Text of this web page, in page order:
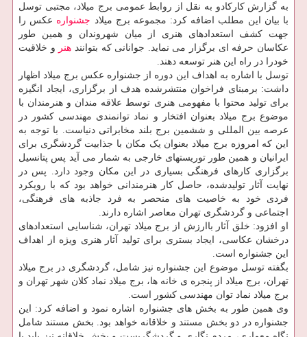
به گزارش کارکادو به نقل از روابط عمومی برج میلاد، مجتبی توسل
با بیان این مطلب اضافه کرد: مجموعه برج میلاد جشنواره عکس را
جهت کشف استعدادهای هنری از میان شهروندان و همین طور
عکاسان حرفه ای برگزار می نماید. جوانانی که بتوانند هنر و خلاقیت
خودرا در راه این هنر توسعه دهند.
توسل با اشاره به اهداف این دوره از جشنواره عکس برج میلاد اظهار
داشت: برمبنای فراخوان منتشرشده هدف از برگزاری، ایجاد انگیزه
برای تولید محتوا با مفهومی هنری توسط علاقه مندان و هنرمندان با
موضوع برج میلاد بعنوان افتخار و نماد توانمندی مهندسی کشور در
عرصه بین المللی و ششمین برج بلند مخابراتی دنیاست. با توجه به
این که امروزه برج میلاد بعنوان یک مکان با جذابیت گردشگری برای
ایرانیان و همین طور توریستهای خارجی به شمار می آید پس پتانسیل
برگزاری کارهای فرهنگی بسیاری در این مکان وجود دارد. پس در
نهایت آثار تولیدشده، حاصل کار هنرمندانی خواهد بود که با رویکرد
فردی خود به خاصیت های منحصر به فرد جاذبه های فرهنگی،
اجتماعی و گردشگری تهران معاصر اشاره دارند.
او افزود: خلق آثار باارزش از برج میلاد تهران، شناسایی استعدادهای
درخشان عکاسی، ایجاد بستری برای تولید آثار هنری ویژه از اهداف
این جشنواره است.
بگفته توسل موضوع این جشنواره نیز شامل، گردشگری در برج میلاد
تهران، برج میلاد از پنجره ی خانه ها، برج میلاد نماد کلان شهر تهران و
برج میلاد نماد توان مهندسی کشور است.
وی همین طور به بخش های جشنواره اشاره نمود و اضافه کرد: این
جشنواره در دو بخش مستند و خلاقانه خواهد بود. بخش مستند شامل